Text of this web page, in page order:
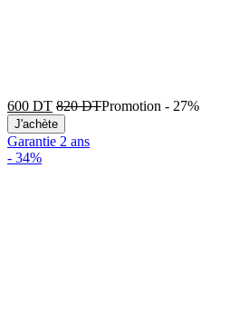
600 DT 820DTPromotion - 27%
J'achète
Garantie 2 ans
- 34%